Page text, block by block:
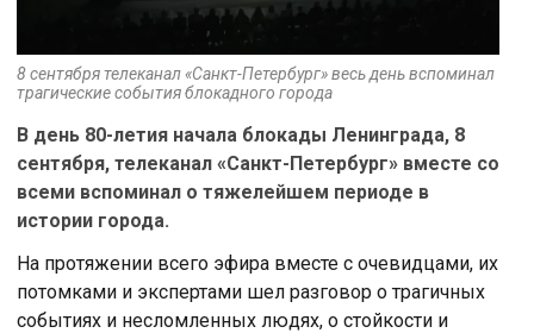
8 сентября телеканал «Санкт-Петербург» весь день вспоминал
трагические события блокадного города
В день 80-летия начала блокады Ленинграда, 8
сентября, телеканал «Санкт-Петербург» вместе со
всеми вспоминал о тяжелейшем периоде в
истории города.
На протяжении всего эфира вместе с очевидцами, их
потомками и экспертами шел разговор о трагичных
событиях и несломленных людях, о стойкости и